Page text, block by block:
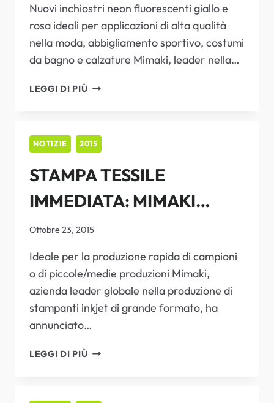
OCCASIONE
ITMA
2015
Nuovi inchiostri neon fluorescenti giallo e
rosa ideali per applicazioni di alta qualità
nella moda, abbigliamento sportivo, costumi
da bagno e calzature Mimaki, leader nella…
LEGGI DI PIÙMIMAKI
2015
A
MILANO
NOTIZIE 2015
STAMPA TESSILE
IMMEDIATA: MIMAKI
PRESENTA A ITMA UNA
NUOVA SOLUZIONE DI
STAMPA DIRETTA INKJET
Ottobre 23, 2015
Ideale per la produzione rapida di campioni
o di piccole/medie produzioni Mimaki,
azienda leader globale nella produzione di
stampanti inkjet di grande formato, ha
annunciato…
LEGGI DI PIÙSTAMPA